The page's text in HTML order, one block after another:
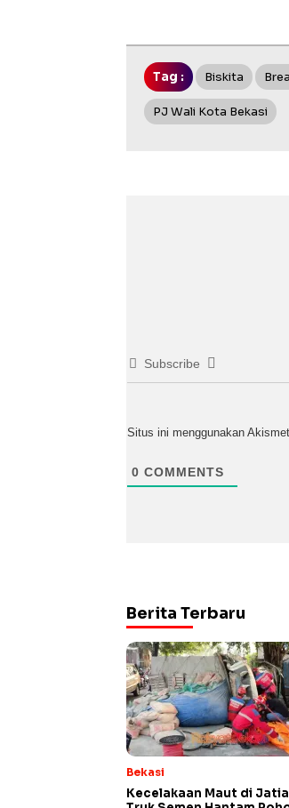
Tag : Biskita
PJ Wali Kota Bekasi
Subscribe
Situs ini menggunakan
0 COMMENTS
Berita Terbaru
Bekasi
Kecelakaan Maut di